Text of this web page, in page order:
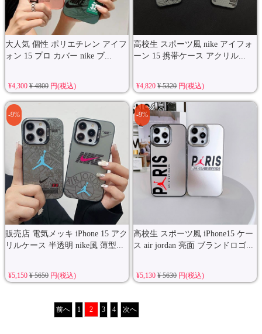
大人気 個性 ポリエチレン アイフ
ォン 15 プロ カバー nike ブ...
¥4,300 ¥ 4800円(税込)
高校生 スポーツ風 nike アイフォ
ーン 15 携帯ケース アクリル...
¥4,820¥ 5320円(税込)
販売店 電気メッキ iPhone 15 アク
リルケース 半透明 nike風 薄型...
-9%
¥5,150 ¥ 5650円(税込)
高校生 スポーツ風 iPhone15 ケー
ス air jordan 亮面 ブランドロゴ...
-9%
¥5,130¥ 5630円(税込)
前へ 1 2 3 4 次へ